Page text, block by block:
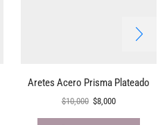
Aretes Acero Prisma Plateado
$10,000 $8,000